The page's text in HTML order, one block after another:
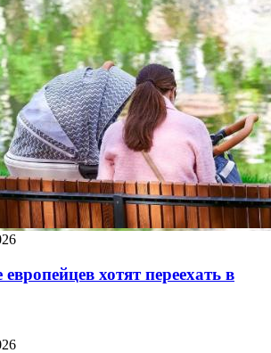
хотят переехать в